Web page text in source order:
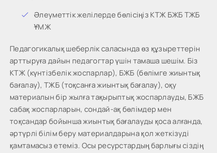
Әлеуметтік желілерде бөлісіңіз КТЖ БЖБ ТЖБ
ҰМЖ
Педагогикалық шеберлік саласында өз құзыреттерін
арттыруға дайын педагогтар үшін тамаша шешім. Біз
КТЖ (күнтізбелік жоспарлар), БЖБ (бөлімге жиынтық
бағалау), ТЖБ (тоқсанға жиынтық бағалау), оқу
материалын бір жылға тақырыптық жоспарлауды, БЖБ
сабақ жоспарларын, сондай-ақ бөлімдер мен
тоқсандар бойынша жиынтық бағалауды қоса алғанда,
әртүрлі білім беру материалдарына қол жеткізуді
қамтамасыз етеміз. Осы ресурстардың барлығы сіздің